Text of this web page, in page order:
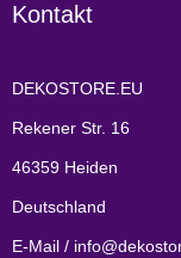
Kontakt
DEKOSTORE.EU
Rekener Str. 16
46359 Heiden
Deutschland
E-Mail /